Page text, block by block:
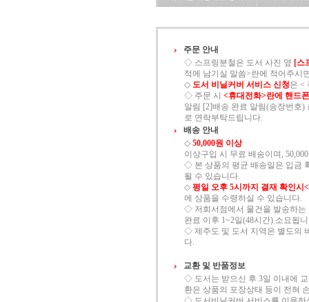
주문 안내
◇ 스프링분철은 도서 사진 옆 [스
적에 남기실 말씀>란에 적어주시
◇ 도서 비닐커버 서비스 신청은 <
◇ 주문 시 <휴대전화>란에 핸드
알림 [2]배송 완료 알림(송장번호)
로 연락부탁드립니다.
배송 안내
◇ 50,000원 이상
이상구입 시 무료 배송이며,
◇ 본 상품의 평균 배송일은 입금
될 수 있습니다.
◇ 평일 오후 5시까지 결재 확인
에 상품을 수령하실 수 있습니다.
◇ 저희서점에서 물건을 발송하는
완료 이후 1~2일(48시간) 소요됩
◇ 제주도 및 도서 지역은 별도의
다.
교환 및 반품정보
◇ 도서는 받으신 후 3일 이내에
환은 상품의 포장상태 등이 전혀